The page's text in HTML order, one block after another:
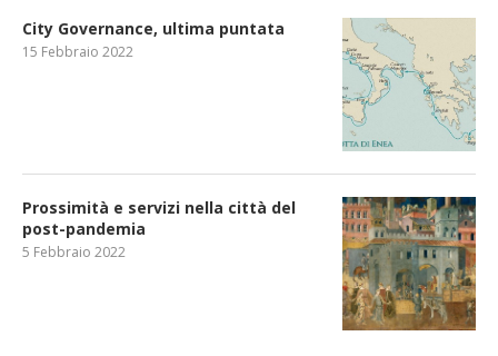
City Governance, ultima puntata
15 Febbraio 2022
Prossimità e servizi nella città del
post-pandemia
5 Febbraio 2022